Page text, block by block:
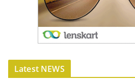
Latest NEWS